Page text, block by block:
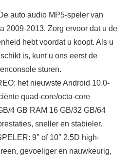
auto audio MP5-speler van
2009-2013. Zorg ervoor dat u de
hebt voordat u koopt. Als u
is, kunt u ons eerst de
sturen.
het nieuwste Android 10.0-
quad-core/octa-core
4 GB RAM 16 GB/32 GB/64
sneller en stabieler.
9″ of 10″ 2.5D high-
gevoeliger en nauwkeurig,